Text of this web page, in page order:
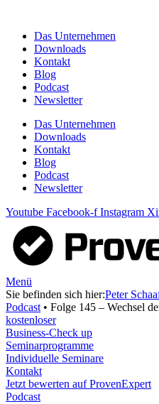
springenDas Unternehmen
Downloads
Kontakt
Blog
Podcast
Newsletter
Das Unternehmen
Downloads
Kontakt
Blog
Podcast
Newsletter
Youtube Facebook-f Instagram
Menü
Sie befinden sich hier:Peter
Podcast • Folge 145 – Wechsel
kostenloser
Business-Check up
Seminarprogramme
Individuelle Seminare
Kontakt
Jetzt bewerten auf ProvenExpert
Podcast